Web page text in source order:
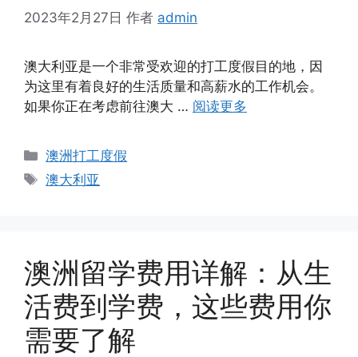
2023年2月27日 作者 admin
澳大利亚是一个非常受欢迎的打工度假目的地，因
为这里有着良好的生活质量和高薪水的工作机会。
如果你正在考虑前往澳大 … 阅读更多
分
类
澳洲打工度假
标
澳大利亚
澳洲留学费用详解：从生
活费到学费，这些费用你
需要了解